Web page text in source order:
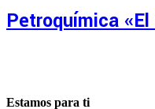
Petroquímica «El
Estamos para ti